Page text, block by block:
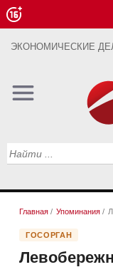
ЭКОНОМИЧЕСКИЕ
Главная / Упоминания /
ГОСОРГАН